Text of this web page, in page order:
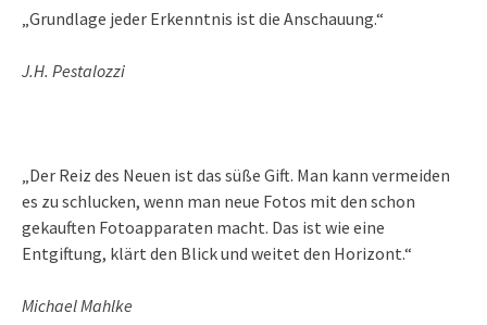
„Grundlage jeder Erkenntnis ist die Anschauung.“
J.H. Pestalozzi
„Der Reiz des Neuen ist das süße Gift. Man kann vermeiden
es zu schlucken, wenn man neue Fotos mit den schon
gekauften Fotoapparaten macht. Das ist wie eine
Entgiftung, klärt den Blick und weitet den Horizont.“
Michael Mahlke